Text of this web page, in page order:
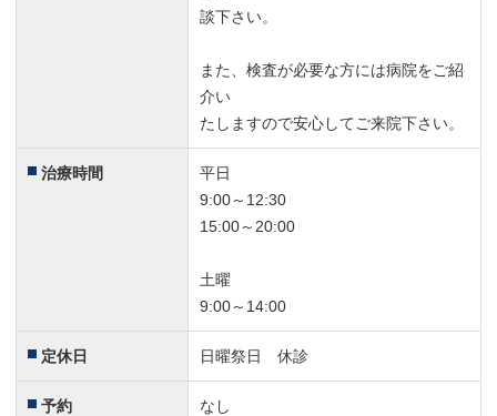
談下さい。
また、検査が必要な方には病院をご紹
介い
たしますので安心してご来院下さい。
治療時間
平日
9:00～12:30
15:00～20:00
土曜
9:00～14:00
定休日 日曜祭日 休診
予約 なし